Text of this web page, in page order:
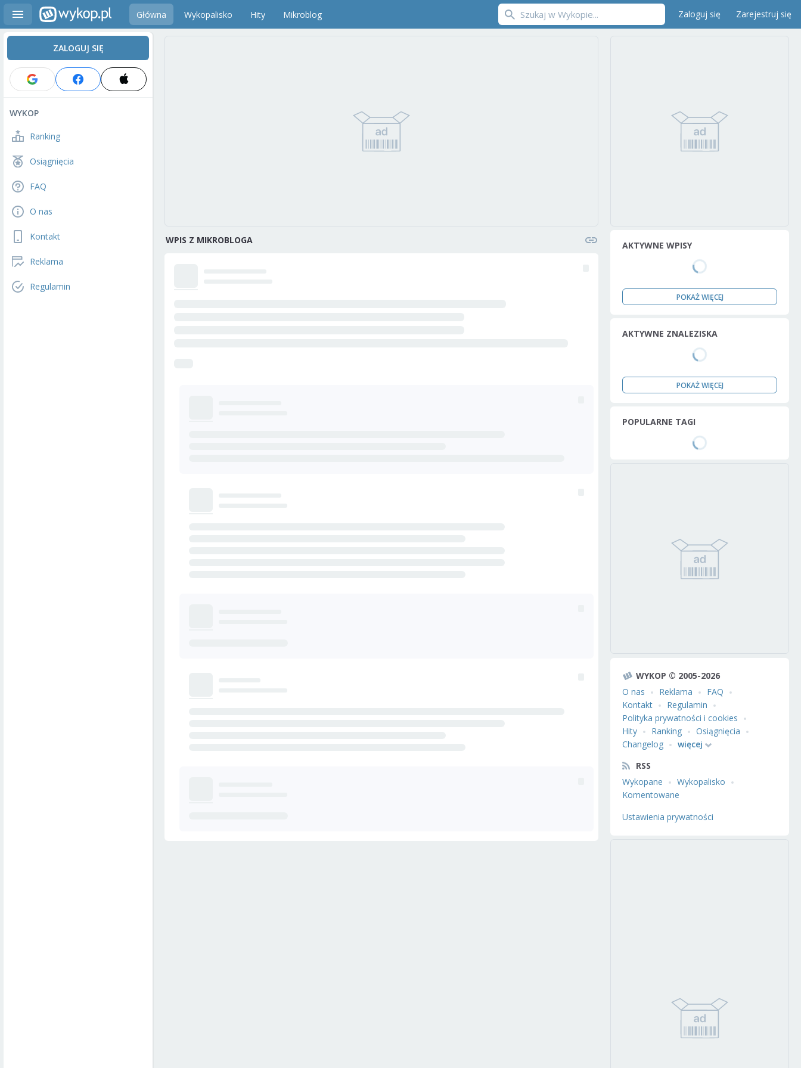
Główna Wykopalisko Hity Mikroblog Zaloguj się Zarejestruj się
ZALOGUJ SIĘ
WYKOP
Ranking
Osiągnięcia
FAQ
O nas
Kontakt
Reklama
Regulamin
WPIS Z MIKROBLOGA AKTYWNE WPISY
POKAŻ WIĘCEJ
AKTYWNE ZNALEZISKA
POKAŻ WIĘCEJ
POPULARNE TAGI
WYKOP © 2005-2026
O nas
Reklama
FAQ
Kontakt
Regulamin
Polityka prywatności i cookies
Hity
Ranking
Osiągnięcia
Changelog
więcej
RSS
Wykopane
Wykopalisko
Komentowane
Ustawienia prywatności